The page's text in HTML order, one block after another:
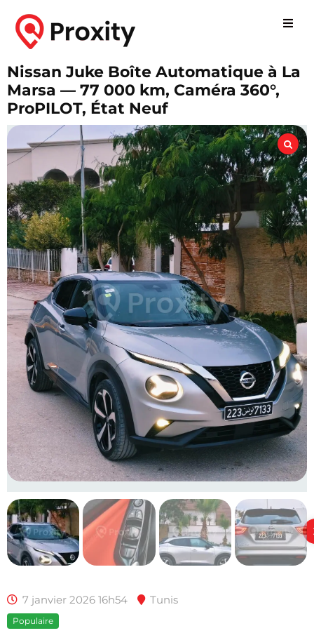
Nissan Juke Boîte Automatique à La
Marsa — 77 000 km, Caméra 360°,
ProPILOT, État Neuf
7 janvier 2026 16h54 Tunis
Populaire